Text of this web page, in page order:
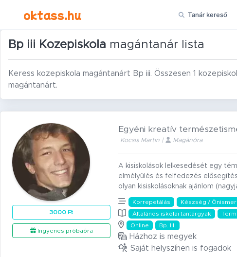
oktass.hu Tanár kereső
Bp iii Kozepiskola magántanár lista
Keress kozepiskola magántanárt Bp iii. Összesen 1
magántanárt.
3000 Ft
Ingyenes próbaóra
Egyéni kreatív
Kocsis Martin | Magánóra
A kisiskolások lelkesedését egy
elmélyülés és felfedezés
olyan kisiskolásoknak ajánlom
Korrepetálás Készség /
Általános iskolai tantárgyak
Online
Bp. III.
Házhoz is megyek
Saját helyszínen is fogadok